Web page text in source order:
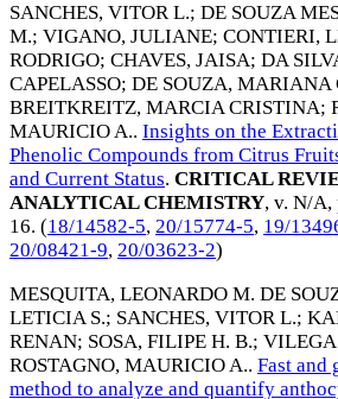
SANCHES, VITOR L.; DE SOUZA
M.; VIGANO, JULIANE; CONTIERI,
RODRIGO; CHAVES, JAISA; DA
CAPELASSO; DE SOUZA, MARIANA
BREITKREITZ, MARCIA CRISTINA;
MAURICIO A.. Insights on the
Phenolic Compounds from Citrus
and Current Status. CRITICAL
ANALYTICAL CHEMISTRY, v. N/A,
16. (18/14582-5, 20/15774-5, 19/
20/08421-9, 20/03623-2)
MESQUITA, LEONARDO M. DE
LETICIA S.; SANCHES, VITOR L.;
RENAN; SOSA, FILIPE H. B.;
ROSTAGNO, MAURICIO A.. Fast and
method to analyze and quantify